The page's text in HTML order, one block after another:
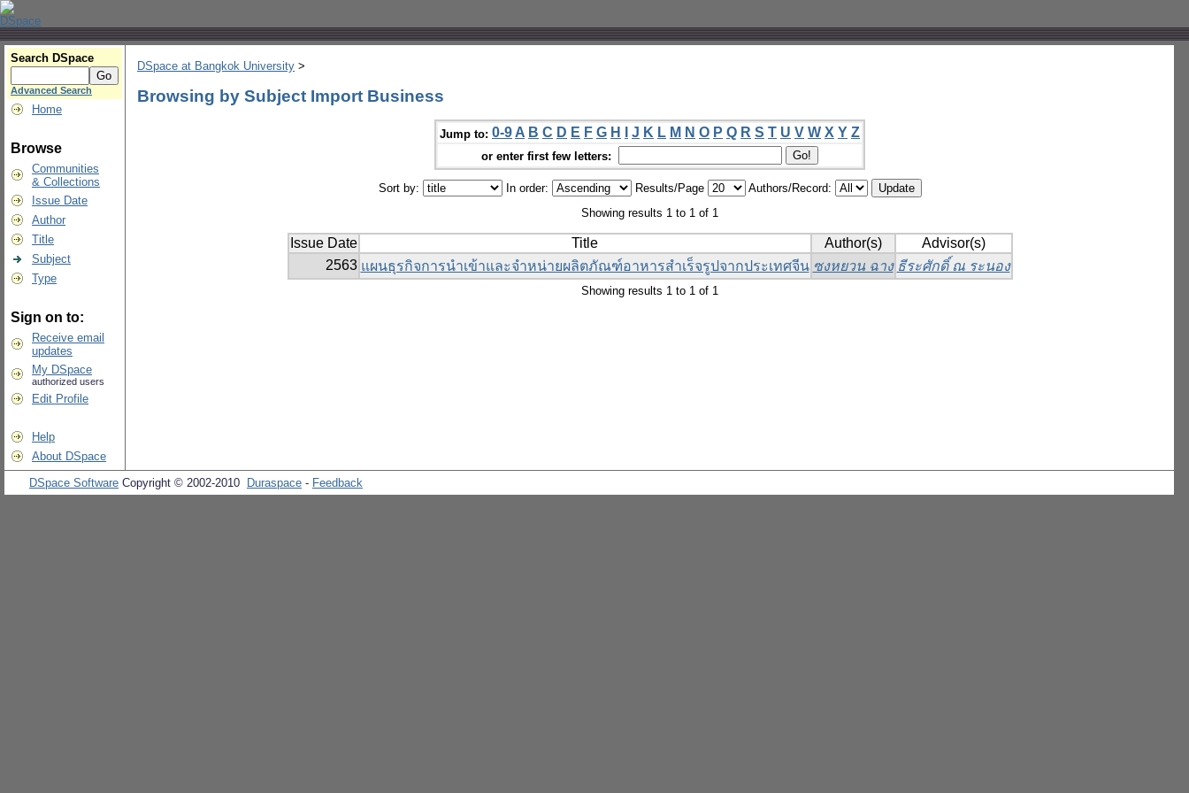
Search DSpace
Advanced Search
Home
Browse
Communities
& Collections
Issue Date
Author
Title
Subject
Type
Sign on to:
Receive email
updates
My DSpace
authorized users
Edit Profile
Help
About DSpace
DSpace at Bangkok University >
Browsing by Subject Import Business
Jump to: 0-9 A B C D E F G H J K L M N O P Q R S T U V W X Y Z
or enter first few letters:
Sort by: In order: Results/Page
Authors/Record:
Showing results 1 to 1 of 1
Issue Date Title Author(s)
Advisor(s)
2563 แผนธุรกิจการนำเข้าและจำหน่ายผลิตภัณฑ์อาหารสำเร็จรูปจากประเทศจีน ซงหยวน ฉาง ธีระศักดิ์ ณ ระนอง
Showing results 1 to 1 of 1
DSpace Software Copyright © 2002-2010 Duraspace - Feedback